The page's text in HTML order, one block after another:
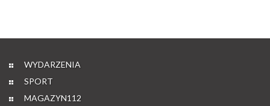
WYDARZENIA
SPORT
MAGAZYN112